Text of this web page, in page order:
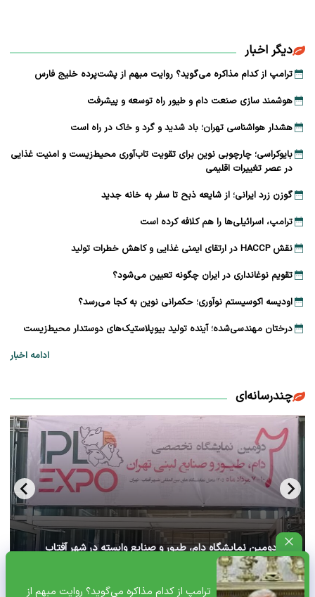
ترامپ از کدام مذاکره می‌گوید؟ روایت مبهم از
دیگر اخبار
ترامپ از کدام مذاکره می‌گوید؟ روایت مبهم از پشت‌پرده خلیج فارس
هوشمند سازی صنعت دام و طیور راه توسعه و پیشرفت
هشدار هواشناسی تهران؛ باد شدید و گرد و خاک در راه است
بایوکراسی؛ چارچوبی نوین برای تقویت تاب‌آوری محیط‌زیست و امنیت غذایی
در عصر تغییرات اقلیمی
گوزن زرد ایرانی؛ از شایعه ذبح تا سفر به خانه جدید
ترامپ، اسرائیلی‌ها را هم کلافه کرده است
نقش HACCP در ارتقای ایمنی غذایی و کاهش خطرات تولید
تقویم نوغانداری در ایران چگونه تعیین می‌شود؟
اودیسه اکوسیستم نوآوری؛ حکمرانی نوین به کجا می‌رسد؟
درختان مهندسی‌شده؛ آینده تولید بیوپلاستیک‌های دوستدار محیط‌زیست
ادامه اخبار
چندرسانه‌ای
آغاز دومین نمایشگاه دام، طیور و صنایع وابسته در شهر آفتاب
تهران+ ویدئو